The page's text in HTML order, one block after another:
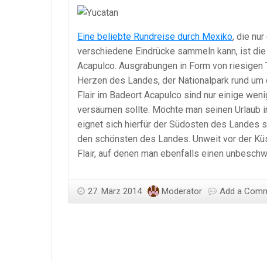
Eine beliebte Rundreise durch Mexiko, die
verschiedene Eindrücke sammeln kann, ist
Acapulco. Ausgrabungen in Form von
Herzen des Landes, der Nationalpark rund
Flair im Badeort Acapulco sind nur einige
versäumen sollte. Möchte man seinen
eignet sich hierfür der Südosten des Landes
den schönsten des Landes. Unweit vor der
Flair, auf denen man ebenfalls einen
27. März 2014 Moderator Add a